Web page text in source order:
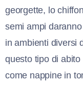
georgette, lo
semi ampi
in ambienti diversi
questo tipo di
come nappine in